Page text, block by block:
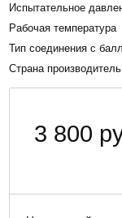
Испытательное
Рабочая температура
Тип соединения с
Страна производитель
3 800